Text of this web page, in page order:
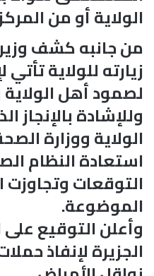
الولاية أو من
من جانبه كشف
زيارته للولاية
لصمود أهل
وللإشادة
الولاية ووزارة
استعادة النظام
التوقعات وتجاوزت
الموضوعة.
وأعلن التوقيع
الجزيرة لإنفاذ